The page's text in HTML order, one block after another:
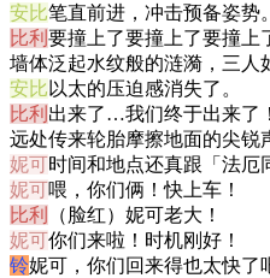
安比笔直前进，冲击预备姿势。
比利 要撞上了要撞上了要撞上
墙体泛起水纹般的涟漪，三人
安比 以太的压迫感消失了。
比利 出来了…我们终于出来了
远处传来轮胎摩擦地面的尖锐
妮可时间和地点还真跟「法
妮可喂，你们俩！快上车！
比利
（脸红）妮可老大！
妮可你们来啦！时机刚好！
铃妮可，你们回来得也太快了